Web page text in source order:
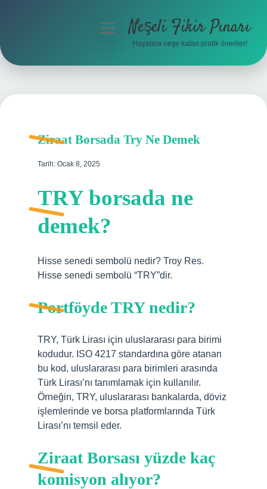
Hakkımızda
menüyüNeşeli Fikir Pınarı
Hayatına neşe katan pratik öneriler!
Ziraat Borsada Try Ne Demek
Tarih: Ocak 8, 2025
TRY borsada ne
demek?
Hisse senedi sembolü nedir? Troy Res.
Hisse senedi sembolü “TRY”dir.
Portföyde TRY nedir?
TRY, Türk Lirası için uluslararası para birimi
kodudur. ISO 4217 standardına göre atanan
bu kod, uluslararası para birimleri arasında
Türk Lirası’nı tanımlamak için kullanılır.
Örneğin, TRY, uluslararası bankalarda, döviz
işlemlerinde ve borsa platformlarında Türk
Lirası’nı temsil eder.
Ziraat Borsası yüzde kaç
komisyon alıyor?